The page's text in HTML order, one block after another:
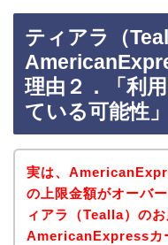
ティアラ（
理由２．「利
ている可能性」
実は、
の上限金額がオーバ
ィアラ（Tealla）の
AmericanExpressカ